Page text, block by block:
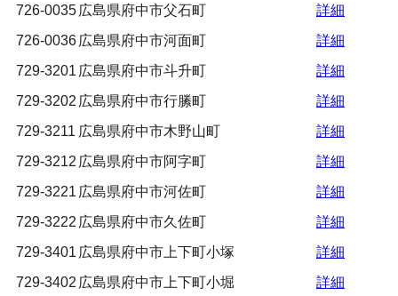
726-0035 広島県府中市父石町
詳細
726-0036 広島県府中市河面町
詳細
729-3201 広島県府中市斗升町
詳細
729-3202 広島県府中市行縢町
詳細
729-3211 広島県府中市木野山町
詳細
729-3212 広島県府中市阿字町
詳細
729-3221 広島県府中市河佐町
詳細
729-3222 広島県府中市久佐町
詳細
729-3401 広島県府中市上下町小塚
詳細
729-3402 広島県府中市上下町小堀
詳細